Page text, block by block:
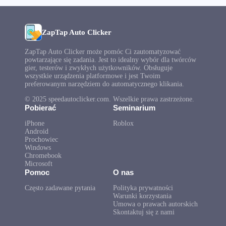
ZapTap Auto Clicker
ZapTap Auto Clicker może pomóc Ci zautomatyzować
powtarzające się zadania. Jest to idealny wybór dla twórców
gier, testerów i zwykłych użytkowników. Obsługuje
wszystkie urządzenia platformowe i jest Twoim
preferowanym narzędziem do automatycznego klikania.
© 2025 speedautoclicker.com. Wszelkie prawa zastrzeżone.
Pobierać
iPhone
Android
Prochowiec
Windows
Chromebook
Microsoft
Seminarium
Roblox
Pomoc
Często zadawane pytania
O nas
Polityka prywatności
Warunki korzystania
Umowa o prawach autorskich
Skontaktuj się z nami